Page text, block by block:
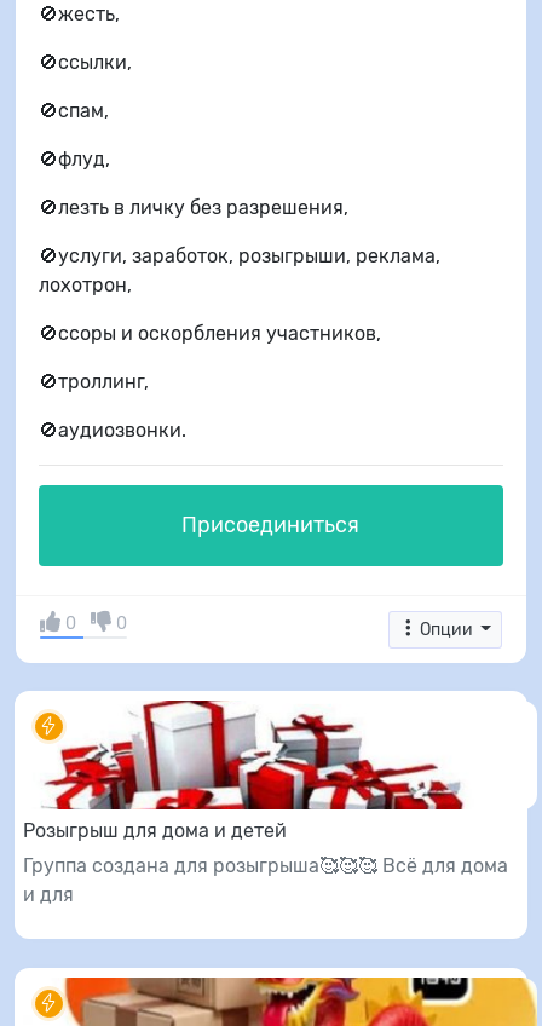
🚫жесть,
🚫ссылки,
🚫спам,
🚫флуд,
🚫лезть в личку без разрешения,
🚫услуги, заработок, розыгрыши, реклама,
лохотрон,
🚫ссоры и оскорбления участников,
🚫троллинг,
🚫аудиозвонки.
Присоединиться
Опции
0 0
Розыгрыш для дома и детей
Группа создана для розыгрыша🥰🥰🥰 Всё для дома
и для